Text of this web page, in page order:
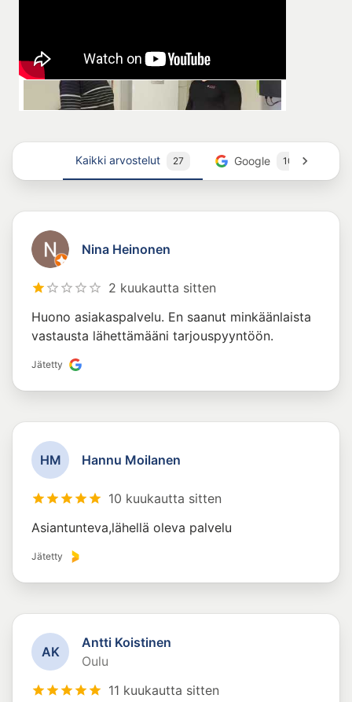
Kaikki arvostelut 27 Google 10
Nina Heinonen
2 kuukautta sitten
Huono asiakaspalvelu. En saanut minkäänlaista
vastausta lähettämääni tarjouspyyntöön.
Jätetty
HM Hannu Moilanen
10 kuukautta sitten
Asiantunteva,lähellä oleva palvelu
Jätetty
AK
Antti Koistinen
Oulu
11 kuukautta sitten